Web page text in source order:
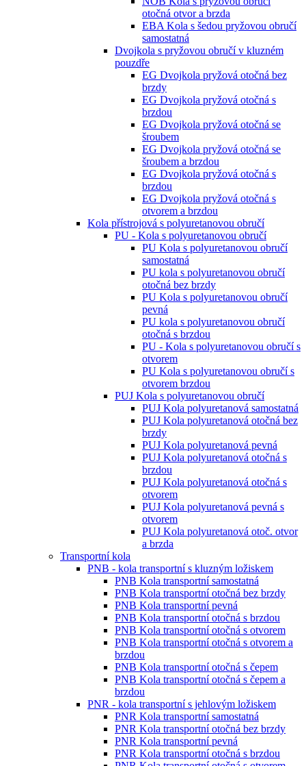
otočná otvor a brzda
EBA Kola s šedou pryžovou obručí
samostatná
Dvojkola s pryžovou obručí v kluzném
pouzdře
EG Dvojkola pryžová otočná bez
brzdy
EG Dvojkola pryžová otočná s
brzdou
EG Dvojkola pryžová otočná se
šroubem
EG Dvojkola pryžová otočná se
šroubem a brzdou
EG Dvojkola pryžová otočná s
brzdou
EG Dvojkola pryžová otočná s
otvorem a brzdou
Kola přístrojová s polyuretanovou obručí
PU - Kola s polyuretanovou obručí
PU Kola s polyuretanovou obručí
samostatná
PU kola s polyuretanovou obručí
otočná bez brzdy
PU Kola s polyuretanovou obručí
pevná
PU kola s polyuretanovou obručí
otočná s brzdou
PU - Kola s polyuretanovou obručí s
otvorem
PU Kola s polyuretanovou obručí s
otvorem brzdou
PUJ Kola s polyuretanovou obručí
PUJ Kola polyuretanová samostatná
PUJ Kola polyuretanová otočná bez
brzdy
PUJ Kola polyuretanová pevná
PUJ Kola polyuretanová otočná s
brzdou
PUJ Kola polyuretanová otočná s
otvorem
PUJ Kola polyuretanová pevná s
otvorem
PUJ Kola polyuretanová otoč. otvor
a brzda
Transportní kola
PNB - kola transportní s kluzným ložiskem
PNB Kola transportní samostatná
PNB Kola transportní otočná bez brzdy
PNB Kola transportní pevná
PNB Kola transportní otočná s brzdou
PNB Kola transportní otočná s otvorem
PNB Kola transportní otočná s otvorem a
brzdou
PNB Kola transportní otočná s čepem
PNB Kola transportní otočná s čepem a
brzdou
PNR - kola transportní s jehlovým ložiskem
PNR Kola transportní samostatná
PNR Kola transportní otočná bez brzdy
PNR Kola transportní pevná
PNR Kola transportní otočná s brzdou